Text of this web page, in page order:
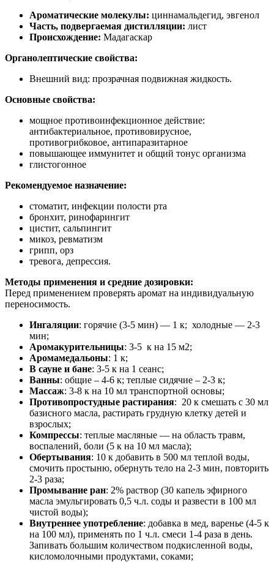
Ароматические молекулы: циннамальдегид, эвгенол
Часть, подвергаемая дистилляции: лист
Происхождение: Мадагаскар
Органолептические свойства:
Внешний вид: прозрачная подвижная жидкость.
Основные свойства:
мощное противоинфекционное действие:
антибактериальное, противовирусное,
противогрибковое, антипаразитарное
повышающее иммунитет и общий тонус организма
глистогонное
Рекомендуемое назначение:
стоматит, инфекции полости рта
бронхит, ринофарингит
цистит, сальпингит
микоз, ревматизм
грипп, орз
тревога, депрессия.
Методы применения и средние дозировки:
Перед применением проверять аромат на индивидуальную
переносимость.
Ингаляции: горячие (3-5 мин) — 1 к; холодные — 2-3
мин;
Аромакурительницы: 3-5 к на 15 м2;
Аромамедальоны: 1 к;
В сауне и бане: 3-5 к на 1 сеанс;
Ванны: общие – 4-6 к; теплые сидячие – 2-3 к;
Массаж: 3-8 к на 10 мл транспортной основы;
Противопростудные растирания: 20 к смешать с 30 мл
базисного масла, растирать грудную клетку детей и
взрослых;
Компрессы: теплые масляные — на область травм,
воспалений, боли (5 к на 10 мл масла);
Обертывания: 10 к добавить в 500 мл теплой воды,
смочить простыню, обернуть тело на 2-3 мин, повторить
2-3 раза;
Промывание ран: 2% раствор (30 капель эфирного
масла эмульгировать 0,5 ч.л. соды и развести в 100 мл
чистой воды);
Внутреннее употребление: добавка в мед, варенье (4-5 к
на 100 мл), применять по 1 ч.л. смеси 1-4 раза в день.
Запивать большим количеством подкисленной воды,
кисломолочными продуктами, соками;